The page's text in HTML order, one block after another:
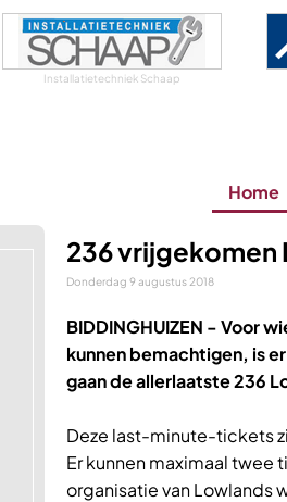
Installatietechniek Schaap
Home
236
Donderdag 9 augustus 2018
BIDDINGHUIZEN -Voor
kunnen bemachtigen, is
gaan de allerlaatste 236
Deze last-minute-tickets
Er kunnen maximaal
organisatie van Lowlands